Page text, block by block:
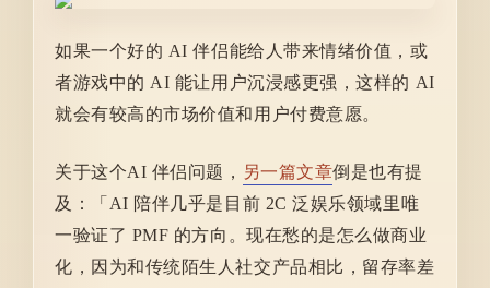
如果一个好的 AI 伴侣能给人带来情绪价值，或
者游戏中的 AI 能让用户沉浸感更强，这样的 AI
就会有较高的市场价值和用户付费意愿。
关于这个AI 伴侣问题， 另一篇文章倒是也有提
及：「AI 陪伴几乎是目前 2C 泛娱乐领域里唯
一验证了 PMF 的方向。现在愁的是怎么做商业
化，因为和传统陌生人社交产品相比，留存率差